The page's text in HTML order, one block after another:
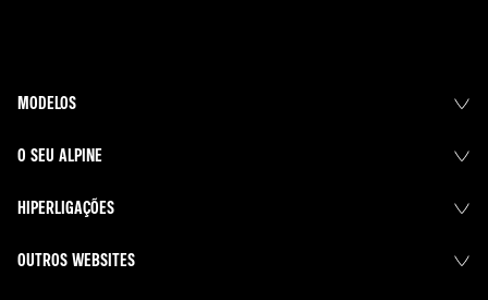
MODELOS
O SEU ALPINE
HIPERLIGAÇÕES
OUTROS WEBSITES